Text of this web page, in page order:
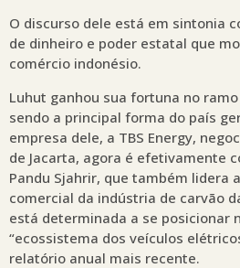
O discurso dele está em sintonia
de dinheiro e poder estatal que
comércio indonésio.
Luhut ganhou sua fortuna no
sendo a principal forma do país
empresa dele, a TBS Energy,
de Jacarta, agora é efetivamente
Pandu Sjahrir, que também lidera
comercial da indústria de carvão
está determinada a se posicionar
“ecossistema dos veículos
relatório anual mais recente.